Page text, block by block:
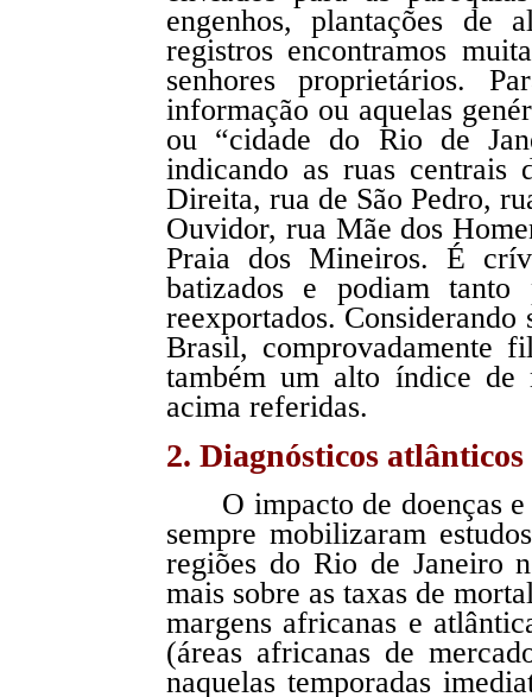
engenhos, plantações de
registros encontramos
senhores proprietários.
informação ou aquelas
ou “cidade do Rio de
indicando as ruas centrais
Direita, rua de São Pedro,
Ouvidor, rua Mãe dos
Praia dos Mineiros. É
batizados e podiam tanto
reexportados. Considerando
Brasil, comprovadamente
também um alto índice de
acima referidas.
2. Diagnósticos atlânticos
O impacto de doenças
sempre mobilizaram
regiões do Rio de Janeiro
mais sobre as taxas de
margens africanas e
(áreas africanas de
naquelas temporadas